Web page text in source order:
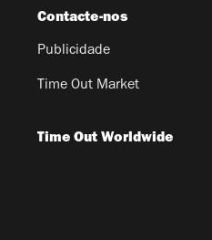
Contacte-nos
Publicidade
Time Out Market
Time Out Worldwide